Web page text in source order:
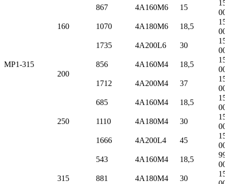
МР1-315
160
867 4А160M6 15
1070
4А180M6 18,5
1735
4А200L6 30
200
856 4А160M4 18,5
1712
4А200M4 37
250
685 4А160M4 18,5
1110
4А180M4 30
1666
4А200L4 45
315
543 4А160M4 18,5
881
4А180M4 30